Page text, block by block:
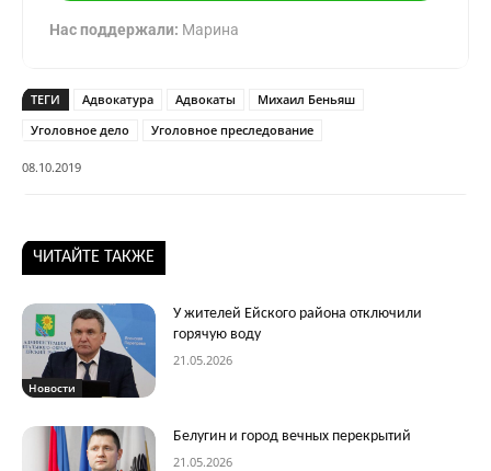
Нас поддержали: Марина
ТЕГИ Адвокатура Адвокаты
Михаил Беньяш
Уголовное дело
Уголовное преследование
08.10.2019
ЧИТАЙТЕ ТАКЖЕ
Новости
У жителей Ейского района отключили
горячую воду
21.05.2026
Белугин и город вечных перекрытий
21.05.2026